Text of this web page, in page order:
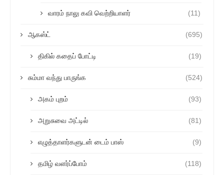
வாரம் நாலு கவி வெற்றியாளர் (11)
ஆகஸ்ட் (695)
திகில் கதைப் போட்டி (19)
சும்மா வந்து பாருங்க (524)
அகம் புறம் (93)
அறுசுவை அட்டில் (81)
எழுத்தாளர்களுடன் டைம் பாஸ் (9)
தமிழ் வளர்ப்போம் (118)